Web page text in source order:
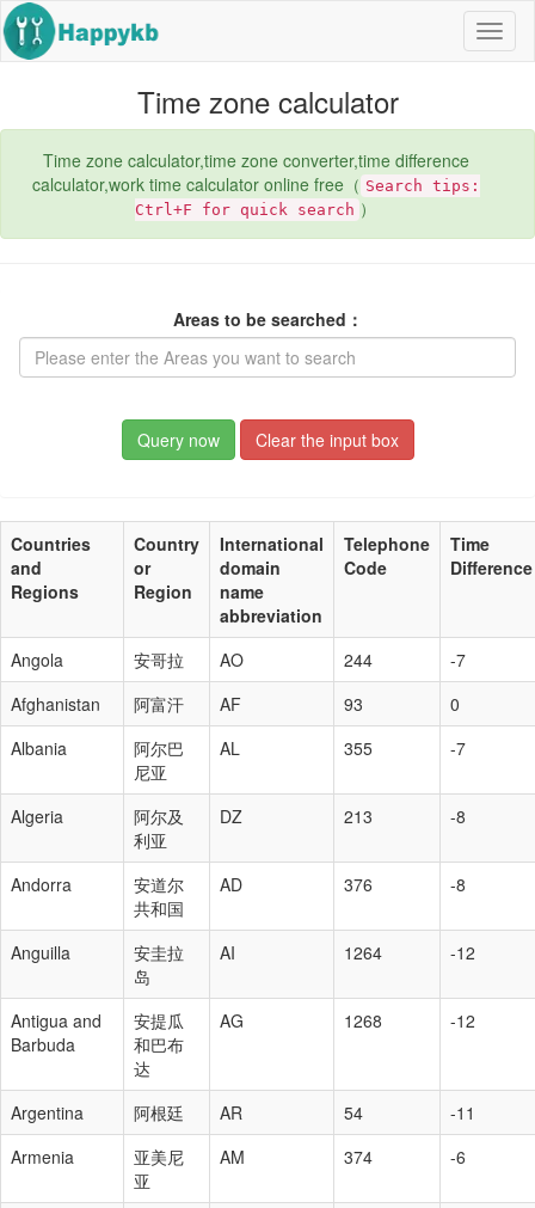
Time zone calculator
Time zone calculator,time zone converter,time difference
calculator,work time calculator online free（ Search tips:
Ctrl+F for quick search ）
Areas to be searched：
Query now Clear the input box
Countries
and
Regions
Country
or
Region
International
domain
name
abbreviation
Telephone
Code
Time
Difference
Angola 安哥拉 AO 244
-7
Afghanistan
阿富汗 AF 93
0
Albania
阿尔巴
尼亚
AL 355 -7
Algeria
阿尔及
利亚
DZ 213 -8
Andorra
安道尔
共和国
AD 376 -8
Anguilla
安圭拉
岛
AI 1264 -12
Antigua and
Barbuda
安提瓜
和巴布
达
AG 1268 -12
Argentina 阿根廷 AR 54
-11
Armenia
亚美尼
亚
AM 374 -6